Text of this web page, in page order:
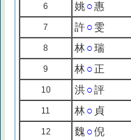
6 姚○惠
7 許○ 雯
8 林○瑞
9 林○ 正
10 洪○評
11 林○ 貞
12 魏 ○倪